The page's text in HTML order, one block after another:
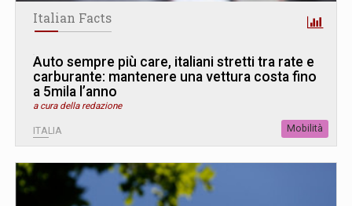
Italian Facts
Auto sempre più care, italiani stretti tra rate e
carburante: mantenere una vettura costa fino
a 5mila l’anno
a cura della redazione
ITALIA Mobilità